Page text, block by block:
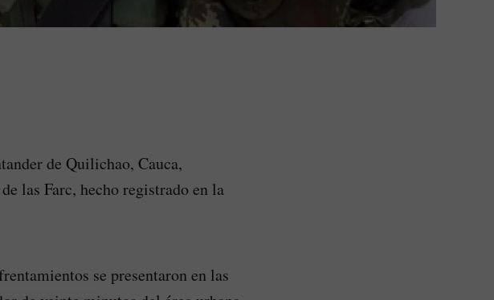
de Quilichao, Cauca,
las Farc, hecho registrado en la
se presentaron en las